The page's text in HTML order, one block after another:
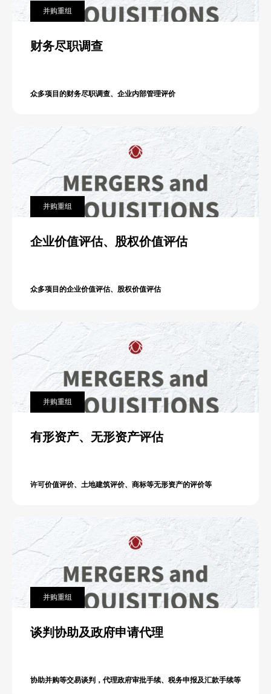
并购重组
财务尽职调查
众多项目的财务尽职调查、企业内部管理评价
并购重组
企业价值评估、股权价值评估
众多项目的企业价值评估、股权价值评估
并购重组
有形资产、无形资产评估
许可价值评价、土地建筑评价、商标等无形资产的评价等
并购重组
谈判协助及政府申请代理
协助并购等交易谈判，代理政府审批手续、税务申报及汇款手续等